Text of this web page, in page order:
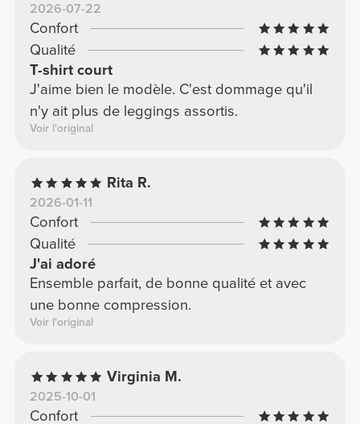
2026-07-22
Confort
Qualité
T-shirt court
J'aime bien le modèle. C'est dommage qu'il
n'y ait plus de leggings assortis.
Voir l'original
Rita R.
2026-01-11
Confort
Qualité
J'ai adoré
Ensemble parfait, de bonne qualité et avec
une bonne compression.
Voir l'original
Virginia M.
2025-10-01
Confort